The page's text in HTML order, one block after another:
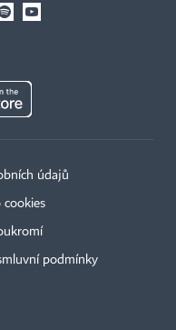
údajů
cookies
podmínky